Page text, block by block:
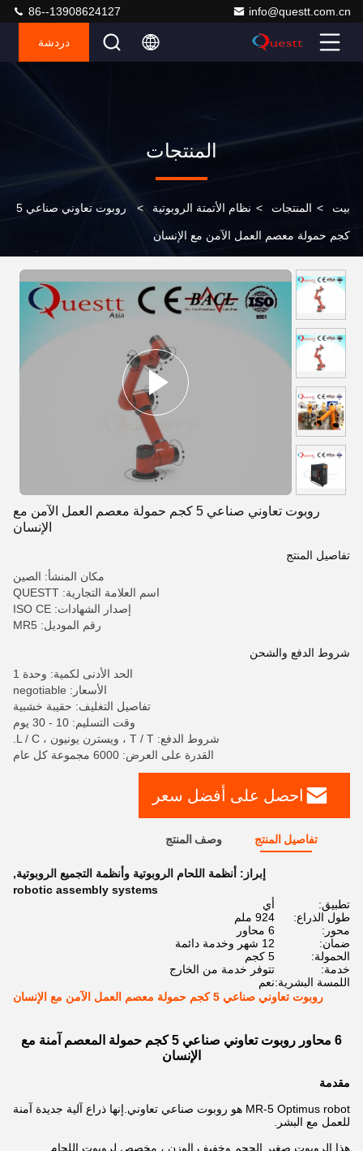
info@questt.com.cn
86--13908624127
دردشة
المنتجات
بيت > المنتجات > نظام الأتمتة الروبوتية > روبوت تعاوني صناعي 5
كجم حمولة معصم العمل الآمن مع الإنسان
روبوت تعاوني صناعي 5 كجم حمولة معصم العمل الآمن مع
الإنسان
تفاصيل المنتج
مكان المنشأ: الصين
اسم العلامة التجارية: QUESTT
إصدار الشهادات: ISO CE
رقم الموديل: MR5
شروط الدفع والشحن
الحد الأدنى لكمية: وحدة 1
الأسعار: negotiable
تفاصيل التغليف: حقيبة خشبية
وقت التسليم: 10 - 30 يوم
شروط الدفع: T / T ، ويسترن يونيون ، L / C.
القدرة على العرض: 6000 مجموعة كل عام
احصل على أفضل سعر
تفاصيل المنتج وصف المنتج
إبراز: أنظمة اللحام الروبوتية وأنظمة التجميع الروبوتية,
robotic assembly systems
تطبيق:
أي
طول الذراع:
924 ملم
محور:
6 محاور
ضمان:
12 شهر وخدمة دائمة
الحمولة:
5 كجم
خدمة:
تتوفر خدمة من الخارج
اللمسة البشرية:نعم
روبوت تعاوني صناعي 5 كجم حمولة معصم العمل الآمن مع الإنسان
6 محاور روبوت تعاوني صناعي 5 كجم حمولة المعصم آمنة مع
الإنسان
مقدمة
MR-5 Optimus robot هو روبوت صناعي تعاوني.إنها ذراع آلية جديدة آمنة
للعمل مع البشر.
هذا الروبوت صغير الحجم وخفيف الوزن ، مخصص لروبوت اللحام